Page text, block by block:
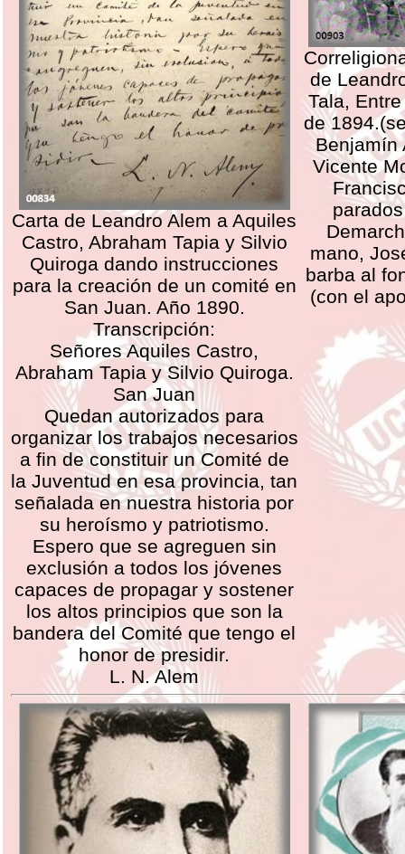
Carta de Leandro Alem a Aquiles
Castro, Abraham Tapia y Silvio
Quiroga dando instrucciones
para la creación de un comité en
San Juan. Año 1890.
Transcripción:
Señores Aquiles Castro,
Abraham Tapia y Silvio Quiroga.
San Juan
Quedan autorizados para
organizar los trabajos necesarios
a fin de constituir un Comité de
la Juventud en esa provincia, tan
señalada en nuestra historia por
su heroísmo y patriotismo.
Espero que se agreguen sin
exclusión a todos los jóvenes
capaces de propagar y sostener
los altos principios que son la
bandera del Comité que tengo el
honor de presidir.
L. N. Alem
de
Tala,
de
Benjamín
Vicente
mano,
barba al
(con el